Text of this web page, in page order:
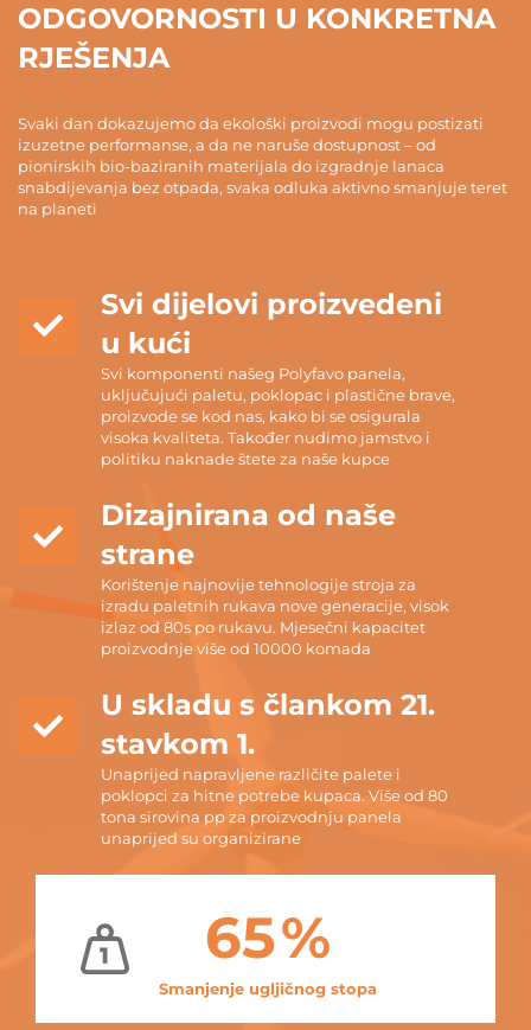
ODGOVORNOSTI U KONKRETNA
RJEŠENJA
Svaki dan dokazujemo da ekološki proizvodi mogu postizati
izuzetne performanse, a da ne naruše dostupnost – od
pionirskih bio-baziranih materijala do izgradnje lanaca
snabdijevanja bez otpada, svaka odluka aktivno smanjuje teret
na planeti
Svi dijelovi proizvedeni
u kući
Svi komponenti našeg Polyfavo panela,
uključujući paletu, poklopac i plastične brave,
proizvode se kod nas, kako bi se osigurala
visoka kvaliteta. Također nudimo jamstvo i
politiku naknade štete za naše kupce
Dizajnirana od naše
strane
Korištenje najnovije tehnologije stroja za
izradu paletnih rukava nove generacije, visok
izlaz od 80s po rukavu. Mjesečni kapacitet
proizvodnje više od 10000 komada
U skladu s člankom 21.
stavkom 1.
Unaprijed napravljene različite palete i
poklopci za hitne potrebe kupaca. Više od 80
tona sirovina pp za proizvodnju panela
unaprijed su organizirane
65%
Smanjenje ugljičnog stopa